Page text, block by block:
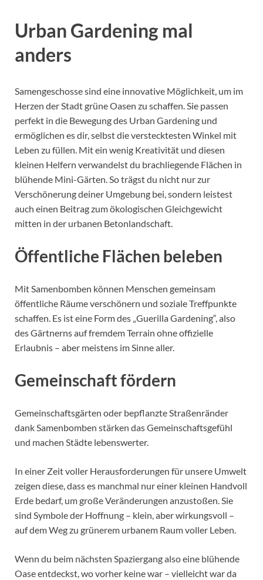
Urban Gardening mal
anders
Samengeschosse sind eine innovative Möglichkeit, um im
Herzen der Stadt grüne Oasen zu schaffen. Sie passen
perfekt in die Bewegung des Urban Gardening und
ermöglichen es dir, selbst die verstecktesten Winkel mit
Leben zu füllen. Mit ein wenig Kreativität und diesen
kleinen Helfern verwandelst du brachliegende Flächen in
blühende Mini-Gärten. So trägst du nicht nur zur
Verschönerung deiner Umgebung bei, sondern leistest
auch einen Beitrag zum ökologischen Gleichgewicht
mitten in der urbanen Betonlandschaft.
Öffentliche Flächen beleben
Mit Samenbomben können Menschen gemeinsam
öffentliche Räume verschönern und soziale Treffpunkte
schaffen. Es ist eine Form des „Guerilla Gardening“, also
des Gärtnerns auf fremdem Terrain ohne offizielle
Erlaubnis – aber meistens im Sinne aller.
Gemeinschaft fördern
Gemeinschaftsgärten oder bepflanzte Straßenränder
dank Samenbomben stärken das Gemeinschaftsgefühl
und machen Städte lebenswerter.
In einer Zeit voller Herausforderungen für unsere Umwelt
zeigen diese, dass es manchmal nur einer kleinen Handvoll
Erde bedarf, um große Veränderungen anzustoßen. Sie
sind Symbole der Hoffnung – klein, aber wirkungsvoll –
auf dem Weg zu grünerem urbanem Raum voller Leben.
Wenn du beim nächsten Spaziergang also eine blühende
Oase entdeckst, wo vorher keine war – vielleicht war da